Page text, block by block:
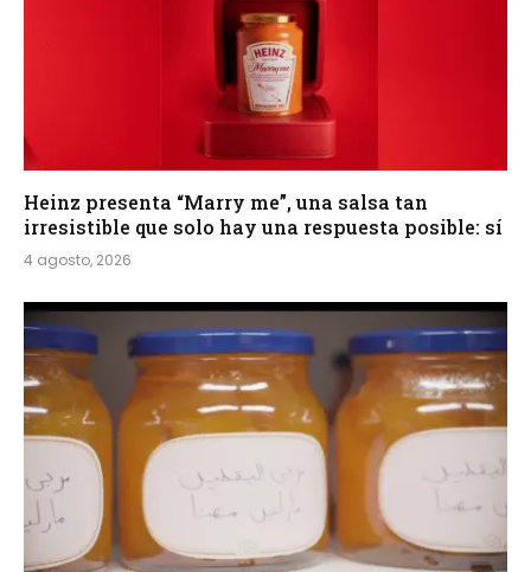
Heinz presenta “Marry me”, una salsa tan
irresistible que solo hay una respuesta posible: sí
4 agosto, 2026